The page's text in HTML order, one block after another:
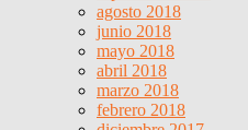
agosto 2018
junio 2018
mayo 2018
abril 2018
marzo 2018
febrero 2018